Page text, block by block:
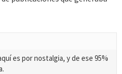
es por nostalgia, y de ese 95%